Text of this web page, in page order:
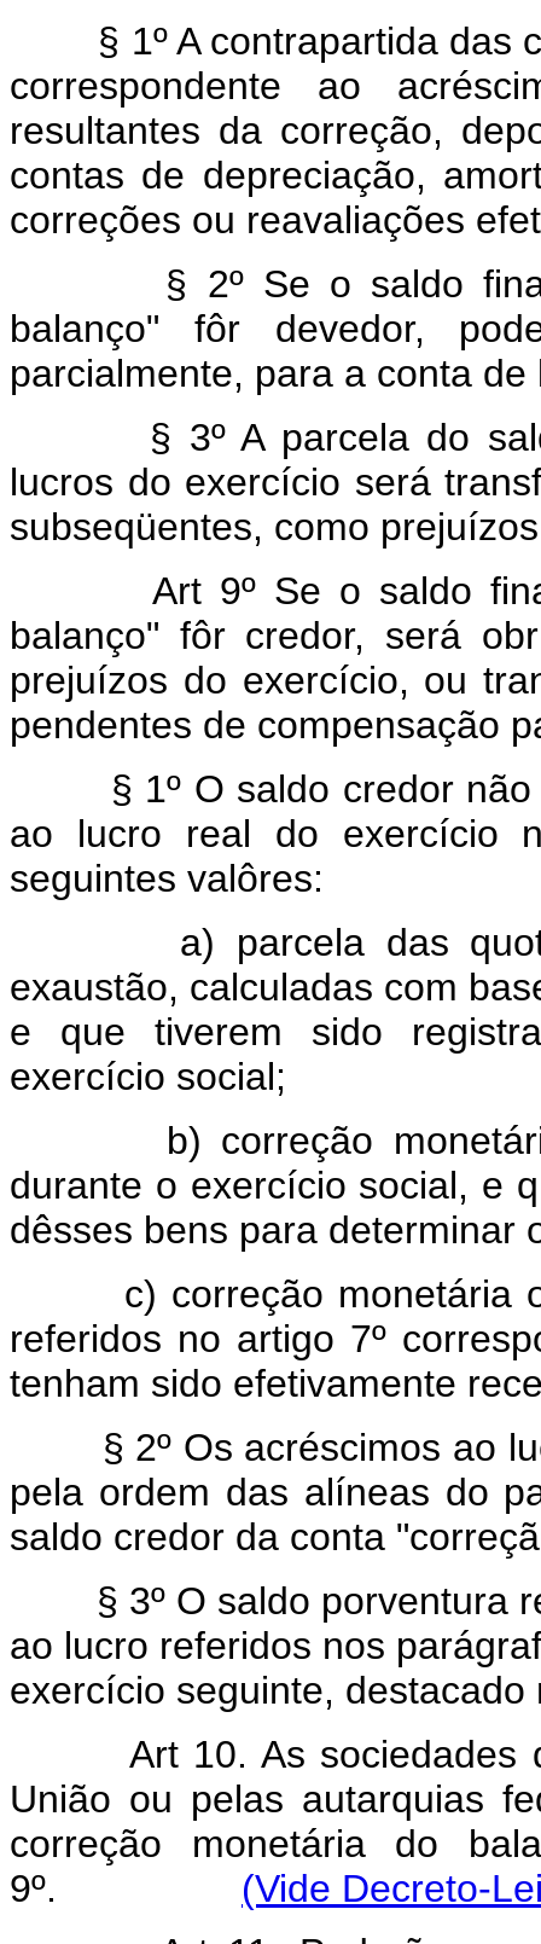
§ 1º A contrapartida das
correspondente ao
resultantes da correção,
contas de depreciação,
correções ou reavaliações
§ 2º Se o saldo final
balanço" fôr devedor,
parcialmente, para a conta
§ 3º A parcela do saldo
lucros do exercício será
subseqüentes, como
Art 9º Se o saldo
balanço" fôr credor, será
prejuízos do exercício, ou
pendentes de compensação
§ 1º O saldo credor não
ao lucro real do exercício
seguintes valôres:
a) parcela das quotas
exaustão, calculadas com
e que tiverem sido
exercício social;
b) correção monetária
durante o exercício social, e
dêsses bens para determinar
c) correção monetária ou
referidos no artigo 7º
tenham sido efetivamente
§ 2º Os acréscimos ao
pela ordem das alíneas do
saldo credor da conta
§ 3º O saldo porventura
ao lucro referidos nos
exercício seguinte, destacado
Art 10. As sociedades
União ou pelas autarquias
correção monetária do
9º. (Vide Decreto-